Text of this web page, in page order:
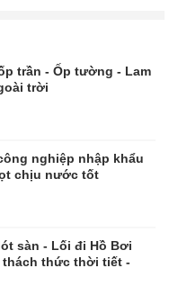
trần - Ốp tường - Lam
trời
nghiệp nhập khẩu
chịu nước tốt
sàn - Lối đi Hồ Bơi
thức thời tiết -